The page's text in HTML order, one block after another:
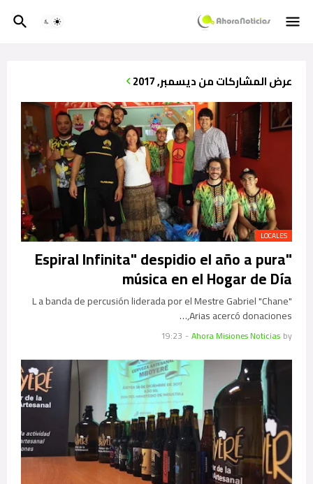
عرض المشاركات من ديسمبر, 2017
LOCALES
"Espiral Infinita" despidio el año a pura
música en el Hogar de Día
L a banda de percusión liderada por el Mestre Gabriel "Chane"
Arias acercó donaciones,…
by
Ahora Misiones Noticias
-
19:23